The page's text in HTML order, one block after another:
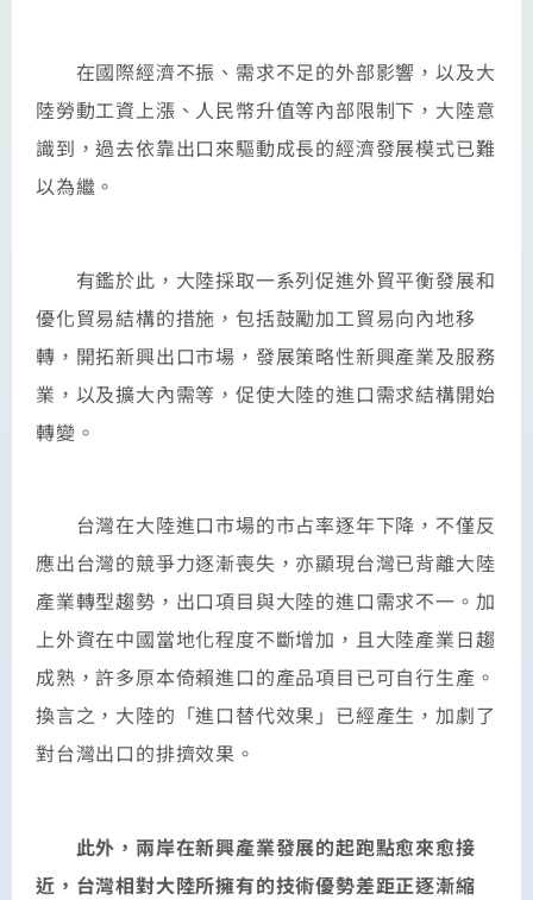
在國際經濟不振、需求不足的外部影響，以及大
陸勞動工資上漲、人民幣升值等內部限制下，大陸意
識到，過去依靠出口來驅動成長的經濟發展模式已難
以為繼。
有鑑於此，大陸採取一系列促進外貿平衡發展和
優化貿易結構的措施，包括鼓勵加工貿易向內地移
轉，開拓新興出口市場，發展策略性新興產業及服務
業，以及擴大內需等，促使大陸的進口需求結構開始
轉變。
台灣在大陸進口市場的市占率逐年下降，不僅反
應出台灣的競爭力逐漸喪失，亦顯現台灣已背離大陸
產業轉型趨勢，出口項目與大陸的進口需求不一。加
上外資在中國當地化程度不斷增加，且大陸產業日趨
成熟，許多原本倚賴進口的產品項目已可自行生產。
換言之，大陸的「進口替代效果」已經產生，加劇了
對台灣出口的排擠效果。
此外，兩岸在新興產業發展的起跑點愈來愈接
近，台灣相對大陸所擁有的技術優勢差距正逐漸縮